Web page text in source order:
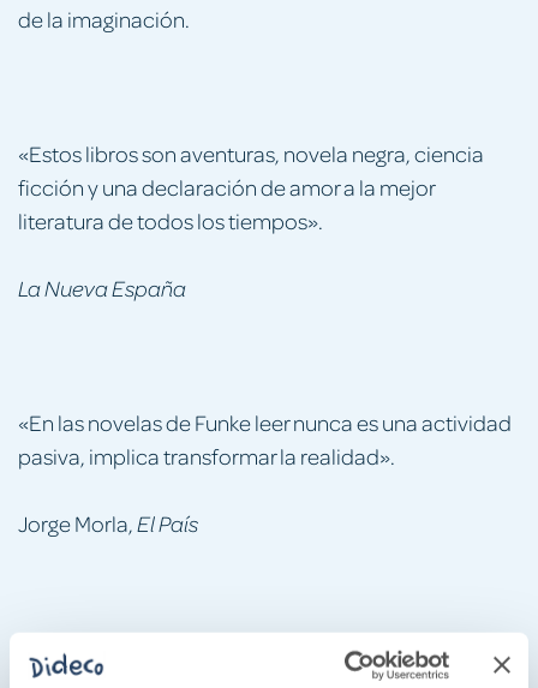
de la imaginación.
«Estos libros son aventuras, novela negra, ciencia
ficción y una declaración de amor a la mejor
literatura de todos los tiempos».
La Nueva España
«En las novelas de Funke leer nunca es una actividad
pasiva, implica transformar la realidad».
Jorge Morla,El País